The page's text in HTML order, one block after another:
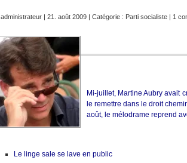
administrateur | 21. août 2009 | Catégorie : Parti socialiste | 1
Mi-juillet, Martine Aubry avait
le remettre dans le droit
août, le mélodrame reprend
Le linge sale se lave en public